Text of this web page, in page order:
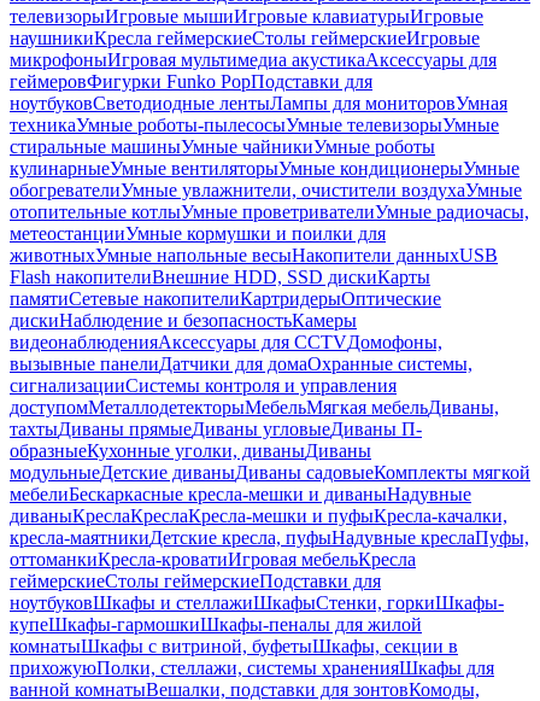
телевизорыИгровые мышиИгровые клавиатурыИгровые
наушникиКресла геймерскиеСтолы геймерскиеИгровые
микрофоныИгровая мультимедиа акустикаАксессуары для
геймеровФигурки Funko PopПодставки для
ноутбуковСветодиодные лентыЛампы для мониторовУмная
техникаУмные роботы-пылесосыУмные телевизорыУмные
стиральные машиныУмные чайникиУмные роботы
кулинарныеУмные вентиляторыУмные кондиционерыУмные
обогревателиУмные увлажнители, очистители воздухаУмные
отопительные котлыУмные проветривателиУмные радиочасы,
метеостанцииУмные кормушки и поилки для
животныхУмные напольные весыНакопители данныхUSB
Flash накопителиВнешние HDD, SSD дискиКарты
памятиСетевые накопителиКартридерыОптические
дискиНаблюдение и безопасностьКамеры
видеонаблюденияАксессуары для CCTVДомофоны,
вызывные панелиДатчики для домаОхранные системы,
сигнализацииСистемы контроля и управления
доступомМеталлодетекторыМебельМягкая мебельДиваны,
тахтыДиваны прямыеДиваны угловыеДиваны П-
образныеКухонные уголки, диваныДиваны
модульныеДетские диваныДиваны садовыеКомплекты мягкой
мебелиБескаркасные кресла-мешки и диваныНадувные
диваныКреслаКреслаКресла-мешки и пуфыКресла-качалки,
кресла-маятникиДетские кресла, пуфыНадувные креслаПуфы,
оттоманкиКресла-кроватиИгровая мебельКресла
геймерскиеСтолы геймерскиеПодставки для
ноутбуковШкафы и стеллажиШкафыСтенки, горкиШкафы-
купеШкафы-гармошкиШкафы-пеналы для жилой
комнатыШкафы с витриной, буфетыШкафы, секции в
прихожуюПолки, стеллажи, системы храненияШкафы для
ванной комнатыВешалки, подставки для зонтовКомоды,